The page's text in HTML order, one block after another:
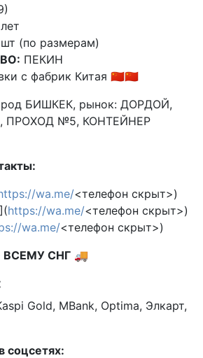
(по размерам)
ПЕКИН
с фабрик Китая 🇨🇳🇨🇳
БИШКЕК, рынок: ДОРДОЙ,
ПРОХОД №5, КОНТЕЙНЕР
wa.me/<телефон скрыт>)
https://wa.me/<телефон скрыт>)
wa.me/<телефон скрыт>)
ВСЕМУ СНГ 🚚
Gold, MBank, Optima, Элкарт,
соцсетях: